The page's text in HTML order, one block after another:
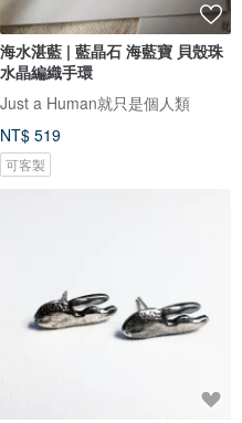
海水湛藍 | 藍晶石 海藍寶 貝殼珠
水晶編織手環
Just a Human就只是個人類
NT$ 519
可客製